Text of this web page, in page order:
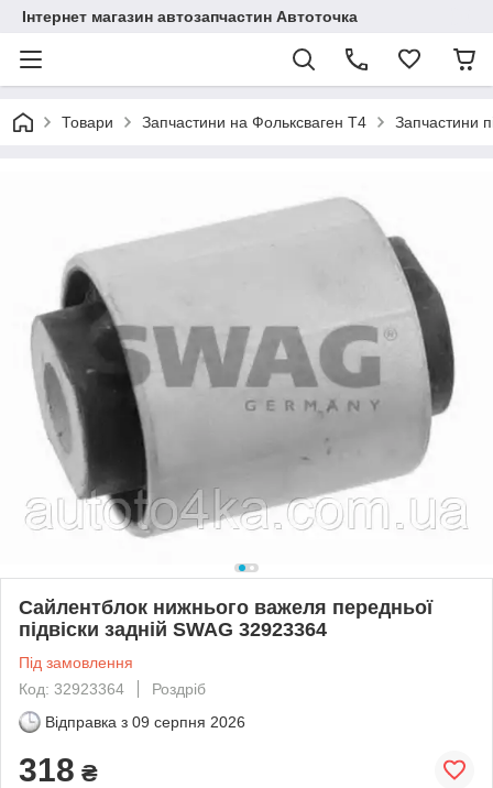
Інтернет магазин автозапчастин Автоточка
Товари Запчастини на Фольксваген Т4 Запчастини
Сайлентблок нижнього важеля передньої
підвіски задній SWAG 32923364
Під замовлення
Код: 32923364
Роздріб
Відправка з 09 серпня 2026
318 ₴